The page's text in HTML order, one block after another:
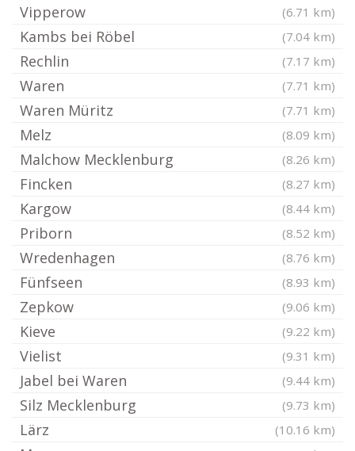
Vipperow (6.71 km)
Kambs bei Röbel (7.04 km)
Rechlin (7.17 km)
Waren (7.71 km)
Waren Müritz (7.71 km)
Melz (8.09 km)
Malchow Mecklenburg (8.26 km)
Fincken (8.27 km)
Kargow (8.44 km)
Priborn (8.52 km)
Wredenhagen (8.76 km)
Fünfseen (8.93 km)
Zepkow (9.06 km)
Kieve (9.22 km)
Vielist (9.31 km)
Jabel bei Waren (9.44 km)
Silz Mecklenburg (9.73 km)
Lärz (10.16 km)